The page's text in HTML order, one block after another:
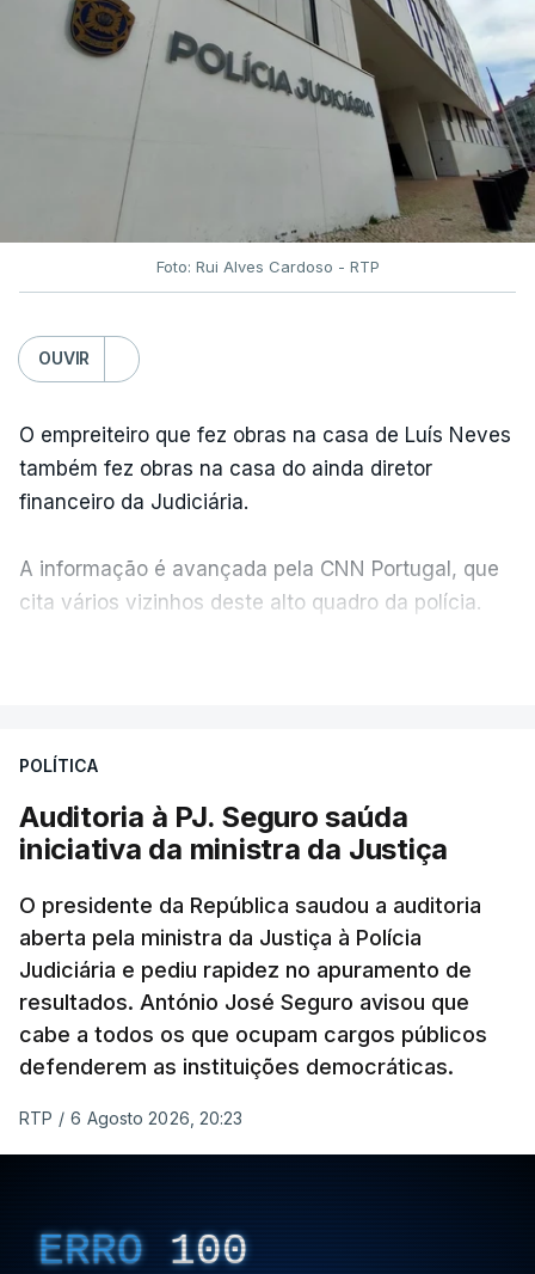
Foto: Rui Alves Cardoso - RTP
OUVIR
O empreiteiro que fez obras na casa de Luís Neves
também fez obras na casa do ainda diretor
financeiro da Judiciária.
A informação é avançada pela CNN Portugal, que
cita vários vizinhos deste alto quadro da polícia.
apreendido numa operação de droga.
POLÍTICA
Auditoria à PJ. Seguro saúda
iniciativa da ministra da Justiça
O presidente da República saudou a auditoria
aberta pela ministra da Justiça à Polícia
Judiciária e pediu rapidez no apuramento de
resultados. António José Seguro avisou que
cabe a todos os que ocupam cargos públicos
defenderem as instituições democráticas.
RTP / 6 Agosto 2026, 20:23
ERRO 100